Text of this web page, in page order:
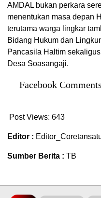
AMDAL bukan perkara
menentukan masa depan
terutama warga lingkar
Bidang Hukum dan
Pancasila Haltim
Desa Soasangaji.
Facebook
Post Views: 643
Editor :
Sumber Berita : TB